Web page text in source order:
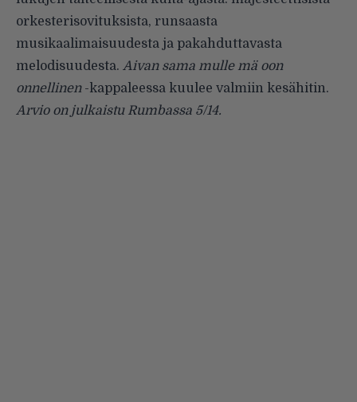
orkesterisovituksista, runsaasta
musikaalimaisuudesta ja pakahduttavasta
melodisuudesta. Aivan sama mulle mä oon
onnellinen-kappaleessa kuulee valmiin kesähitin.
Arvio on julkaistu Rumbassa 5/14.